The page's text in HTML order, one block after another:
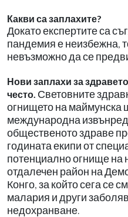
Какви са заплахите?
Докато експертите са
пандемия е неизбежна,
невъзможно да се
Нови заплахи за
често. Световните
огнището на маймунска
международна
общественото здраве
годината екипи от
потенциално огнище на
отдалечен район на
Конго, за който сега се
малария и други
недохранване.